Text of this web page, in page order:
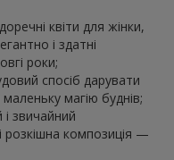
квіти для жінки,
і здатні
роки;
спосіб дарувати
магію буднів;
звичайний
розкішна композиція —